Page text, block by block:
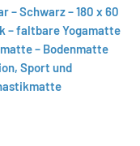
Schwarz – 180 x 60
– faltbare Yogamatte
– Bodenmatte
Sport und